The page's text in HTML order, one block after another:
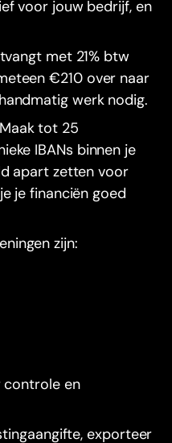
voor jouw bedrijf, en
met 21% btw
€210 over naar
werk nodig.
tot 25
IBANs binnen je
apart zetten voor
je financiën goed
zijn:
controle en
exporteer